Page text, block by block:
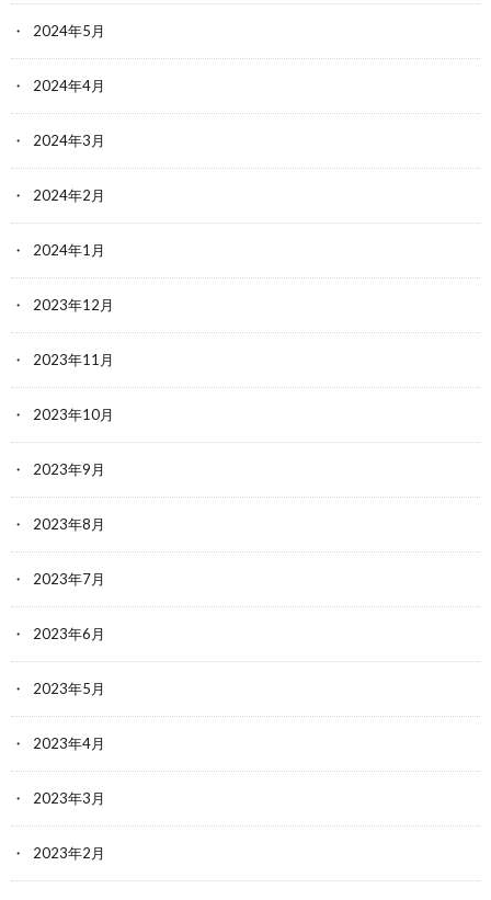
2024年5月
2024年4月
2024年3月
2024年2月
2024年1月
2023年12月
2023年11月
2023年10月
2023年9月
2023年8月
2023年7月
2023年6月
2023年5月
2023年4月
2023年3月
2023年2月